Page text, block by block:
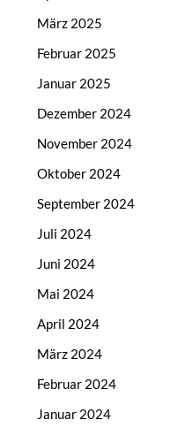
März 2025
Februar 2025
Januar 2025
Dezember 2024
November 2024
Oktober 2024
September 2024
Juli 2024
Juni 2024
Mai 2024
April 2024
März 2024
Februar 2024
Januar 2024